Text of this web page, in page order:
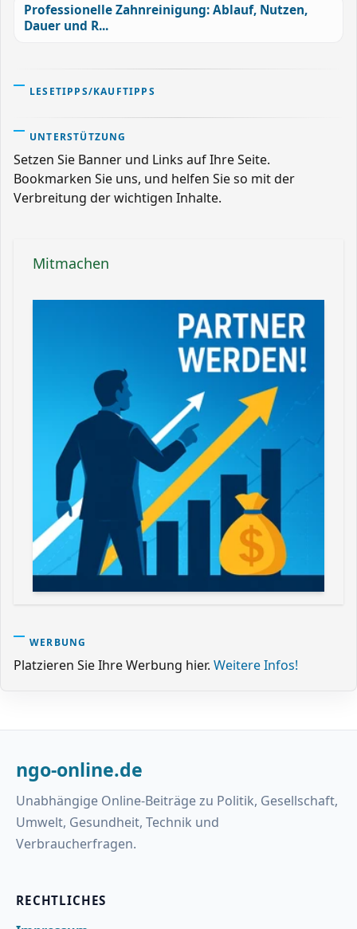
Professionelle Zahnreinigung: Ablauf, Nutzen,
Dauer und R...
LESETIPPS/KAUFTIPPS
UNTERSTÜTZUNG
Setzen Sie Banner und Links auf Ihre Seite.
Bookmarken Sie uns, und helfen Sie so mit der
Verbreitung der wichtigen Inhalte.
Mitmachen
WERBUNG
Platzieren Sie Ihre Werbung hier. Weitere Infos!
ngo-online.de
Unabhängige Online-Beiträge zu Politik, Gesellschaft,
Umwelt, Gesundheit, Technik und
Verbraucherfragen.
RECHTLICHES